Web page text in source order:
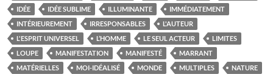
IDÉE
IDÉE SUBLIME ILLUMINANTE
IMMÉDIATEMENT
INTÉRIEUREMENT
IRRESPONSABLES
L'AUTEUR
L'ESPRIT UNIVERSEL
L’HOMME LE SEUL ACTEUR
LIMITES
LOUPE
MANIFESTATION MANIFESTÉ
MARRANT
MATÉRIELLES
MOI-IDÉALISÉ MONDE MULTIPLES
NATURE